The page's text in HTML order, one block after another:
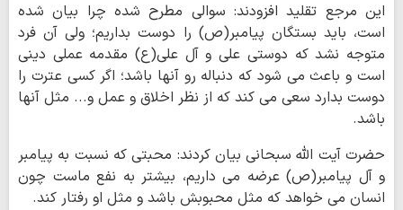
این مرجع تقلید افزودند: سوالی مطرح شده چرا بیان شده
است، باید بستگان پیامبر(ص) را دوست بداریم؛ ولی آن فرد
متوجه نشد که دوستی علی و آل علی(ع) مقدمه عملی دینی
است و باعث می شود که دنباله رو آنها باشد؛ اگر کسی عترت را
دوست بدارد سعی می کند که از نظر اخلاق و عمل و... مثل آنها
باشد.
حضرت آیت الله سبحانی بیان کردند: محبتی که نسبت به پیامبر
و آل پیامبر(ص) عرضه می داریم، بیشتر به نفع ماست چون
انسان می خواهد که مثل محبوبش باشد و مثل او رفتار کند.